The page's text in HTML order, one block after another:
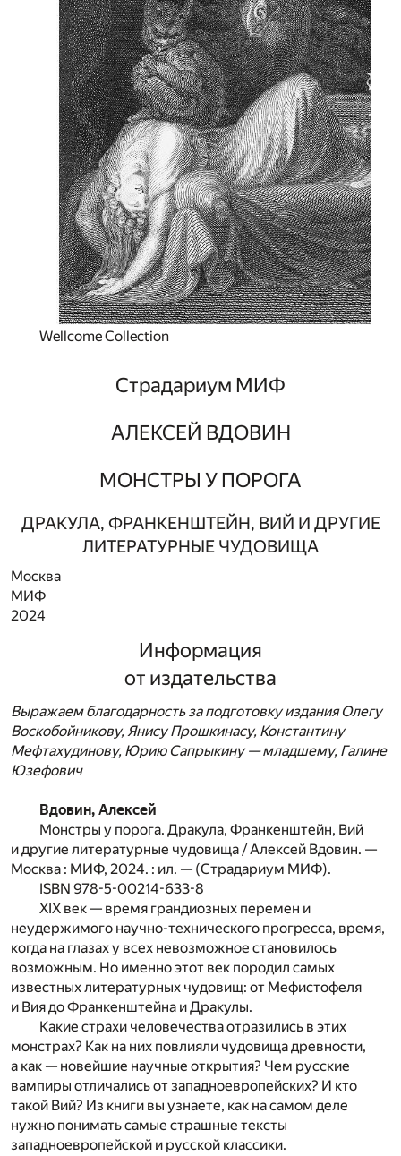
Wellcome Collection
Страдариум МИФ
АЛЕКСЕЙ ВДОВИН
МОНСТРЫ У ПОРОГА
ДРАКУЛА, ФРАНКЕНШТЕЙН, ВИЙ И ДРУГИЕ
ЛИТЕРАТУРНЫЕ ЧУДОВИЩА
Москва
МИФ
2024
Информация
от издательства
Выражаем благодарность за подготовку издания Олегу
Воскобойникову, Янису Прошкинасу, Константину
Мефтахудинову, Юрию Сапрыкину — младшему, Галине
Юзефович
Вдовин, Алексей
Монстры у порога. Дракула, Франкенштейн, Вий
и другие литературные чудовища / Алексей Вдовин. —
Москва : МИФ, 2024. : ил. — (Страдариум МИФ).
ISBN 978-5-00214-633-8
XIX век — время грандиозных перемен и
неудержимого научно-технического прогресса, время,
когда на глазах у всех невозможное становилось
возможным. Но именно этот век породил самых
известных литературных чудовищ: от Мефистофеля
и Вия до Франкенштейна и Дракулы.
Какие страхи человечества отразились в этих
монстрах? Как на них повлияли чудовища древности,
а как — новейшие научные открытия? Чем русские
вампиры отличались от западноевропейских? И кто
такой Вий? Из книги вы узнаете, как на самом деле
нужно понимать самые страшные тексты
западноевропейской и русской классики.